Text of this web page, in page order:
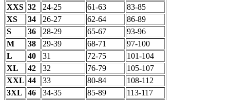
XXS 32 24-25 61-63
83-85
XS
34 26-27 62-64
86-89
S
36 28-29 65-67
93-96
M
38 29-39 68-71
97-100
L
40 31 72-75
101-104
XL
42 32 76-79
105-107
XXL 44 33 80-84
108-112
3XL
46 34-35 85-89
113-117